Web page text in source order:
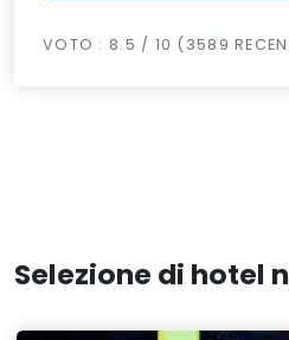
VOTO : 8.5 / 10 (3589
Selezione di hotel